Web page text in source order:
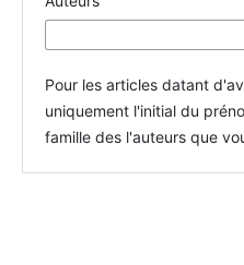
Pour les articles datant
uniquement l'initial du
famille des l'auteurs que